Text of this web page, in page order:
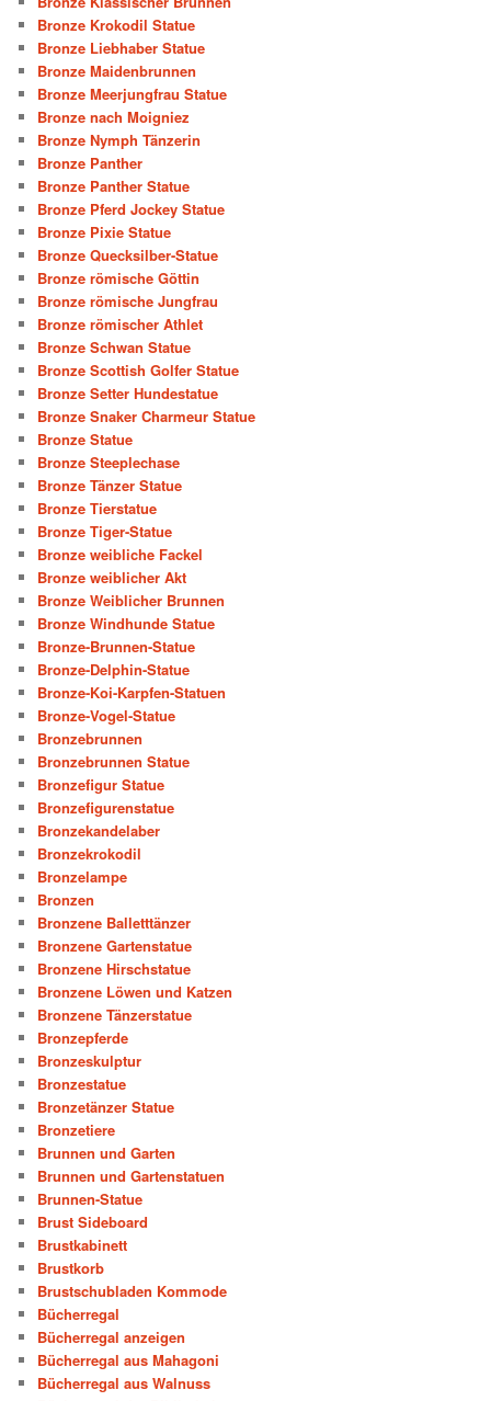
Bronze Krokodil Statue
Bronze Liebhaber Statue
Bronze Maidenbrunnen
Bronze Meerjungfrau Statue
Bronze nach Moigniez
Bronze Nymph Tänzerin
Bronze Panther
Bronze Panther Statue
Bronze Pferd Jockey Statue
Bronze Pixie Statue
Bronze Quecksilber-Statue
Bronze römische Göttin
Bronze römische Jungfrau
Bronze römischer Athlet
Bronze Schwan Statue
Bronze Scottish Golfer Statue
Bronze Setter Hundestatue
Bronze Snaker Charmeur Statue
Bronze Statue
Bronze Steeplechase
Bronze Tänzer Statue
Bronze Tierstatue
Bronze Tiger-Statue
Bronze weibliche Fackel
Bronze weiblicher Akt
Bronze Weiblicher Brunnen
Bronze Windhunde Statue
Bronze-Brunnen-Statue
Bronze-Delphin-Statue
Bronze-Koi-Karpfen-Statuen
Bronze-Vogel-Statue
Bronzebrunnen
Bronzebrunnen Statue
Bronzefigur Statue
Bronzefigurenstatue
Bronzekandelaber
Bronzekrokodil
Bronzelampe
Bronzen
Bronzene Balletttänzer
Bronzene Gartenstatue
Bronzene Hirschstatue
Bronzene Löwen und Katzen
Bronzene Tänzerstatue
Bronzepferde
Bronzeskulptur
Bronzestatue
Bronzetänzer Statue
Bronzetiere
Brunnen und Garten
Brunnen und Gartenstatuen
Brunnen-Statue
Brust Sideboard
Brustkabinett
Brustkorb
Brustschubladen Kommode
Bücherregal
Bücherregal anzeigen
Bücherregal aus Mahagoni
Bücherregal aus Walnuss